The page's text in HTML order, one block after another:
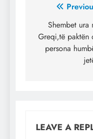
Post
navigation
Shembet ura
Greqi,të paktën
persona
LEAVE A